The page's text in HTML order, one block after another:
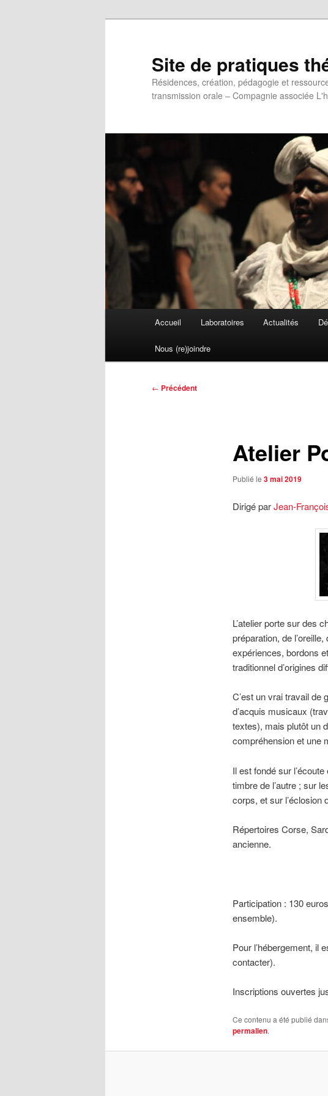
Site de pratiques
Résidences, création, pédagogie et
transmission orale – Compagnie associée
Accueil Laboratoires Actualités
Nous (re)joindre
Navigation
← Précédent
Atelier
Publié le 3 mai 2019
Dirigé parJean-
L’atelier porte sur des
préparation, de
expériences, bordons
traditionnel d’origines
C’est un vrai travail de
d’acquis musicaux
textes), mais plutôt un
compréhension et une
Il est fondé sur
timbre de l’autre ; sur
corps, et sur l’éclosion
Répertoires Corse,
ancienne.
Participation : 130
ensemble).
Pour l’hébergement, il
contacter).
Inscriptions ouvertes
Ce contenu a été publié
permalien.